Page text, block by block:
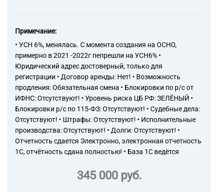
Примечание:
• УСН 6%, менялась. С момента создания на ОСНО,
примерно в 2021 -2022г пепрешли на УСН6% •
Юридический адрес достоверный, только для
регистрации • Договор аренды: Нет! • Возможность
продления: Обязательная смена • Блокировки по р/с от
ИФНС: Отсутствуют! • Уровень риска ЦБ РФ: ЗЕЛЁНЫЙ •
Блокировки р/с по 115-ФЗ: Отсутствуют! • Судебные дела:
Отсутствуют! • Штрафы: Отсутствуют! • Исполнительные
производства: Отсутствуют! • Долги: Отсутствуют! •
Отчетность сдается Электронно, электронная отчетность
1С, отчётность сдана полностью! • База 1С ведётся
345 000 руб.